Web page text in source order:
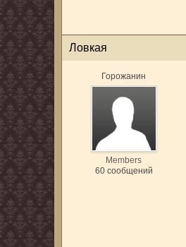
Ловкая
Горожанин
Members
60 сообщений